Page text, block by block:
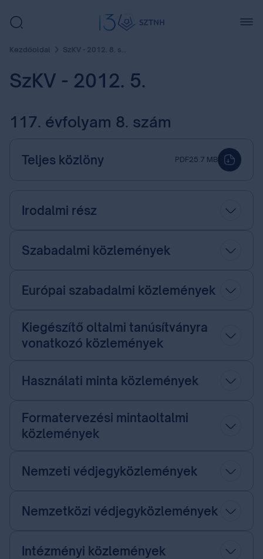
Kezdőoldal SzKV - 2012. 8. szám
SzKV - 2012. 5.
117. évfolyam 8. szám
Teljes közlöny PDF25.7 MB
Irodalmi rész
Szabadalmi közlemények
Európai szabadalmi közlemények
Kiegészítő oltalmi tanúsítványra
vonatkozó közlemények
Használati minta közlemények
Formatervezési mintaoltalmi
közlemények
Nemzeti védjegyközlemények
Nemzetközi védjegyközlemények
Intézményi közlemények